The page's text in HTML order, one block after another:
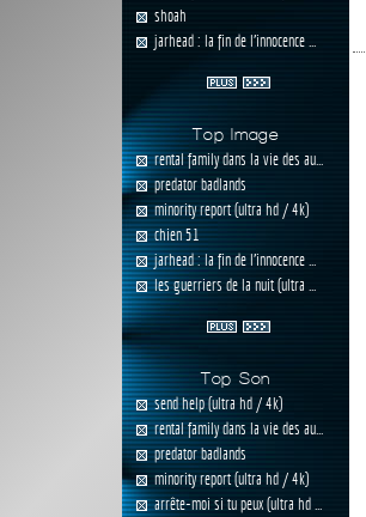
shoah
jarhead : la fin de l'innocence ...
Top Image
rental family dans la vie des au...
predator badlands
minority report (ultra hd / 4k)
chien 51
jarhead : la fin de l'innocence ...
les guerriers de la nuit (ultra ...
Top Son
send help (ultra hd / 4k)
rental family dans la vie des au...
predator badlands
minority report (ultra hd / 4k)
arrête-moi si tu peux (ultra hd ...